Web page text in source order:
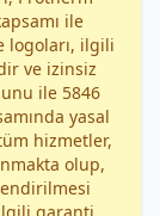
ile
logoları, ilgili
ve izinsiz
ile 5846
yasal
hizmetler,
olup,